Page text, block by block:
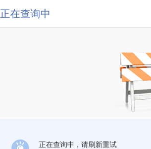
正在查询中
正在查询中，请刷新重试